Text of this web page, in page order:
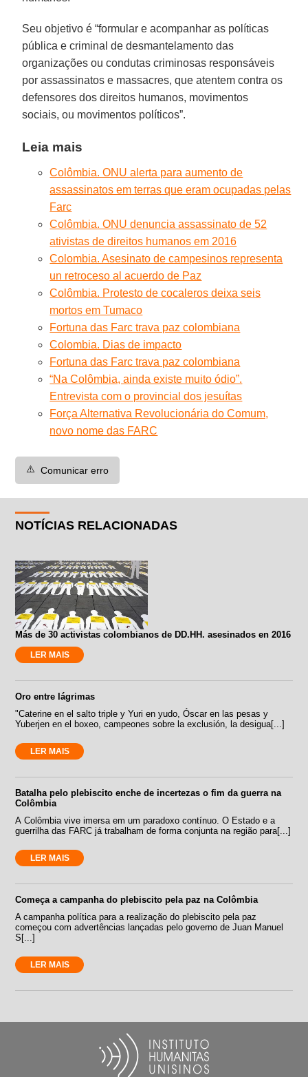
Seu objetivo é “formular e acompanhar as políticas
pública e criminal de desmantelamento das
organizações ou condutas criminosas responsáveis
por assassinatos e massacres, que atentem contra os
defensores dos direitos humanos, movimentos
sociais, ou movimentos políticos”.
Leia mais
Colômbia. ONU alerta para aumento de
assassinatos em terras que eram ocupadas pelas
Farc
Colômbia. ONU denuncia assassinato de 52
ativistas de direitos humanos em 2016
Colombia. Asesinato de campesinos representa
un retroceso al acuerdo de Paz
Colômbia. Protesto de cocaleros deixa seis
mortos em Tumaco
Fortuna das Farc trava paz colombiana
Colombia. Dias de impacto
Fortuna das Farc trava paz colombiana
“Na Colômbia, ainda existe muito ódio”.
Entrevista com o provincial dos jesuítas
Força Alternativa Revolucionária do Comum,
novo nome das FARC
⚠️ Comunicar erro
NOTÍCIAS RELACIONADAS
Más de 30 activistas colombianos de DD.HH. asesinados en 2016
LER MAIS
Oro entre lágrimas
"Caterine en el salto triple y Yuri en yudo, Óscar en las pesas y
Yuberjen en el boxeo, campeones sobre la exclusión, la desigua[...]
LER MAIS
Batalha pelo plebiscito enche de incertezas o fim da guerra na
Colômbia
A Colômbia vive imersa em um paradoxo contínuo. O Estado e a
guerrilha das FARC já trabalham de forma conjunta na região para[...]
LER MAIS
Começa a campanha do plebiscito pela paz na Colômbia
A campanha política para a realização do plebiscito pela paz
começou com advertências lançadas pelo governo de Juan Manuel
S[...]
LER MAIS